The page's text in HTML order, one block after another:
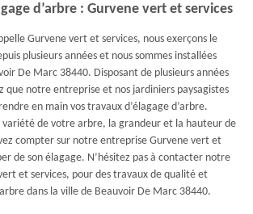
d’arbre : Gurvene vert et services
Gurvene vert et services, nous exerçons le
plusieurs années et nous sommes installées
De Marc 38440. Disposant de plusieurs années
que notre entreprise et nos jardiniers paysagistes
en main vos travaux d’élagage d’arbre.
variété de votre arbre, la grandeur et la hauteur de
compter sur notre entreprise Gurvene vert et
de son élagage. N’hésitez pas à contacter notre
et services, pour des travaux de qualité et
dans la ville de Beauvoir De Marc 38440.